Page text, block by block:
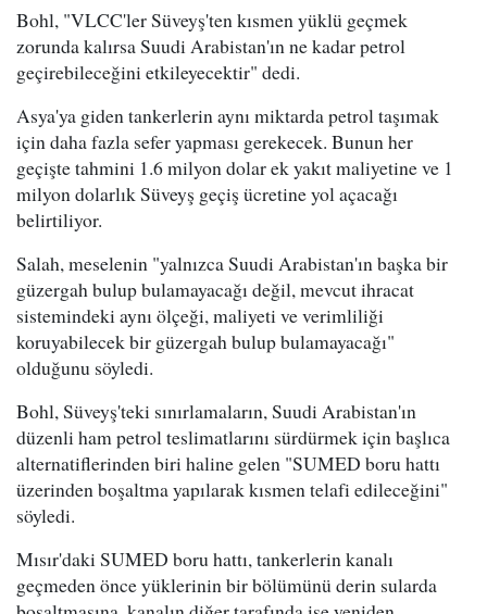
Bohl, "VLCC'ler Süveyş'ten kısmen yüklü geçmek
zorunda kalırsa Suudi Arabistan'ın ne kadar petrol
geçirebileceğini etkileyecektir" dedi.
Asya'ya giden tankerlerin aynı miktarda petrol taşımak
için daha fazla sefer yapması gerekecek. Bunun her
geçişte tahmini 1.6 milyon dolar ek yakıt maliyetine ve 1
milyon dolarlık Süveyş geçiş ücretine yol açacağı
belirtiliyor.
Salah, meselenin "yalnızca Suudi Arabistan'ın başka bir
güzergah bulup bulamayacağı değil, mevcut ihracat
sistemindeki aynı ölçeği, maliyeti ve verimliliği
koruyabilecek bir güzergah bulup bulamayacağı"
olduğunu söyledi.
Bohl, Süveyş'teki sınırlamaların, Suudi Arabistan'ın
düzenli ham petrol teslimatlarını sürdürmek için başlıca
alternatiflerinden biri haline gelen "SUMED boru hattı
üzerinden boşaltma yapılarak kısmen telafi edileceğini"
söyledi.
Mısır'daki SUMED boru hattı, tankerlerin kanalı
geçmeden önce yüklerinin bir bölümünü derin sularda